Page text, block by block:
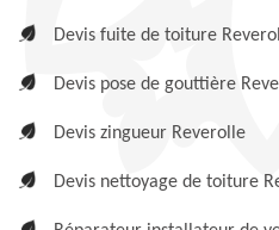
Devis fuite de toiture
Devis pose de gouttière
Devis zingueur Reverolle
Devis nettoyage de toiture